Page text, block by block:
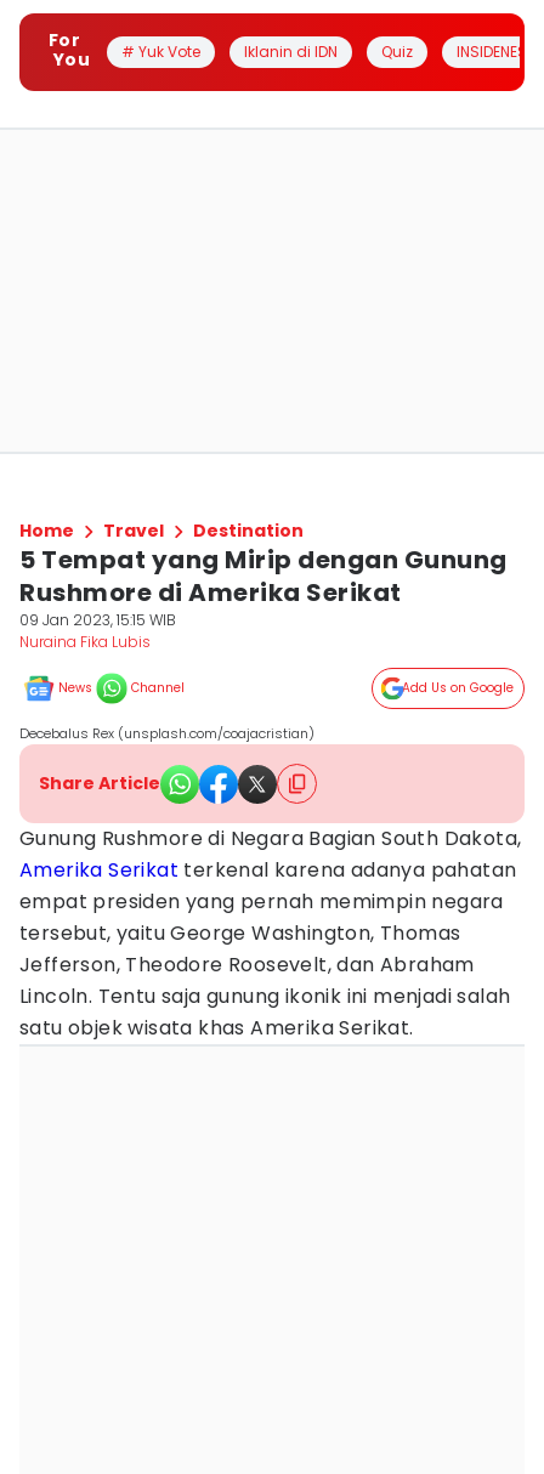
For
You
# Yuk Vote Iklanin di IDN Quiz INSIDENESIA
Home Travel Destination
5 Tempat yang Mirip dengan Gunung
Rushmore di Amerika Serikat
09 Jan 2023, 15:15 WIB
Nuraina Fika Lubis
News Channel Add Us on Google
Decebalus Rex (unsplash.com/coajacristian)
Share Article
Gunung Rushmore di Negara Bagian South Dakota,
Amerika Serikat terkenal karena adanya pahatan
empat presiden yang pernah memimpin negara
tersebut, yaitu George Washington, Thomas
Jefferson, Theodore Roosevelt, dan Abraham
Lincoln. Tentu saja gunung ikonik ini menjadi salah
satu objek wisata khas Amerika Serikat.